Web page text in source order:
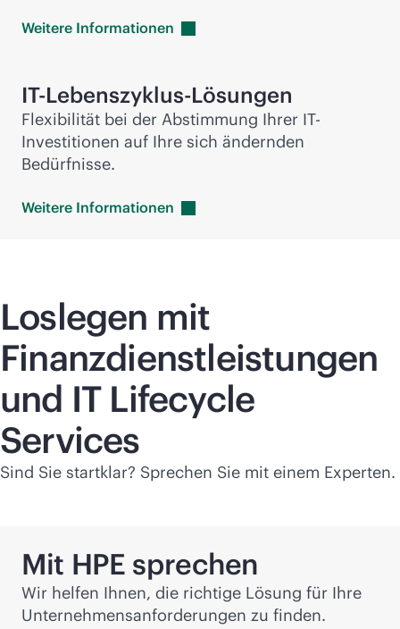
Weitere Informationen
IT-Lebenszyklus-Lösungen
Flexibilität bei der Abstimmung Ihrer IT-
Investitionen auf Ihre sich ändernden
Bedürfnisse.
Weitere Informationen
Loslegen mit
Finanzdienstleistungen
und IT Lifecycle
Services
Sind Sie startklar? Sprechen Sie mit einem Experten.
Mit HPE sprechen
Wir helfen Ihnen, die richtige Lösung für Ihre
Unternehmensanforderungen zu finden.